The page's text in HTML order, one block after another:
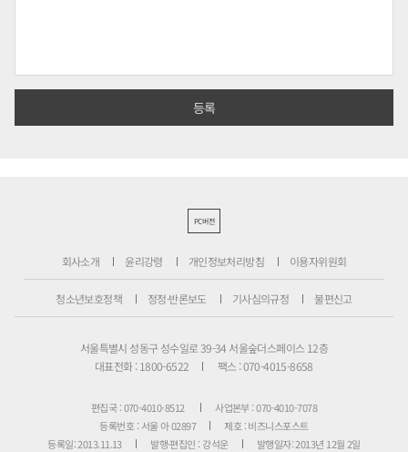
PC버전
회사소개 윤리강령 개인정보처리방침 이용자위원회
청소년보호정책 정정·반론보도 기사심의규정 불편신고
서울특별시 성동구 성수일로 39-34 서울숲더스페이스 12층
대표전화 : 1800-6522
팩스 : 070-4015-8658
편집국 : 070-4010-8512
사업본부 : 070-4010-7078
등록번호 : 서울 아 02897
제호 : 비즈니스포스트
등록일: 2013.11.13
발행·편집인 : 강석운 발행일자: 2013년 12월 2일